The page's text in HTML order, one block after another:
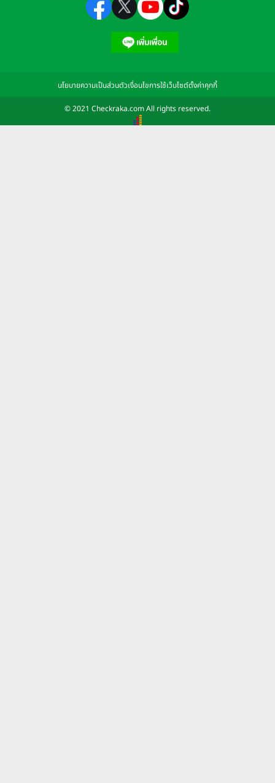
นโยบายความเป็นส่วนตัวเงื่อนไขการใช้เว็บไซต์ตั้งค่าคุกกี้
© 2021 Checkraka.com All rights reserved.